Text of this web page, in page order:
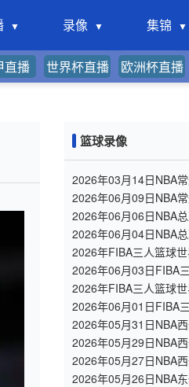
录像 集锦
直播 世界杯直播 欧洲杯直播
篮球录像
2026年03月14日NBA
场录像
2026年06月09日NBA
刺 - 尼克斯 全场录像
2026年06月06日NBA
刺 全场录像
2026年06月04日NBA
刺 全场录像
2026年FIBA三人篮球
国三人篮球队 - 中国三
2026年06月03日FIBA
小组赛 菲律宾 - 中国 录
2026年FIBA三人篮球
国 - 日本 全场录像
2026年06月01日FIBA
小组赛 中国 - 德国 全
2026年05月31日NBA
霆 全场录像
2026年05月29日NBA
刺 全场录像
2026年05月27日NBA
霆 全场录像
2026年05月26日NBA